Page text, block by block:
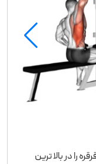
را در بالا ترین